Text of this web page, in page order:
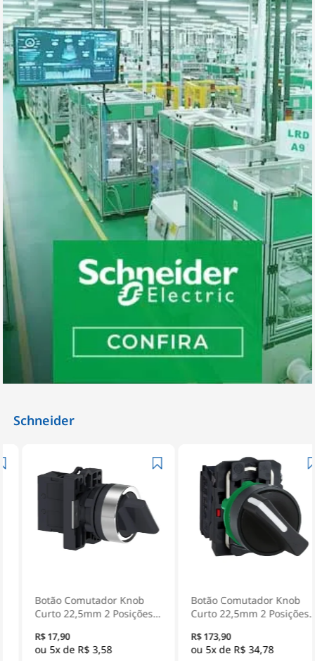
Schneider
Botão Comutador Knob
Curto 22,5mm 2 Posições
Schneider Electric
R$ 17,90
5x deR$ 3,58
Botão Comutador Knob
Curto 22,5mm 2 Posições
XB5AD25 - Schneider
Electric
R$ 173,90
5x deR$ 34,78